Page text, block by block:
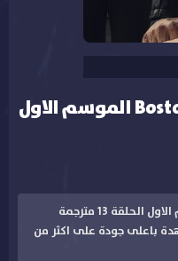
مشاهدة مسلسل Boston Blue الموسم الاول
مشاهدة مسلسل Boston Blue الموسم الاول الحلقة 13 مترجمة
باعلى جودة على اكثر من